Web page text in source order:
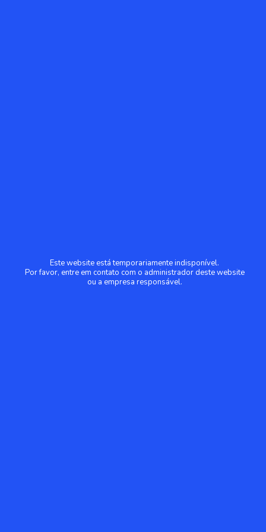
Este website está temporariamente indisponível.
Por favor, entre em contato com o administrador deste website
ou a empresa responsável.